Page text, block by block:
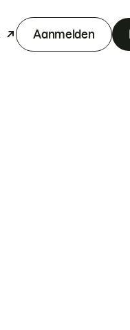
Aanmelden